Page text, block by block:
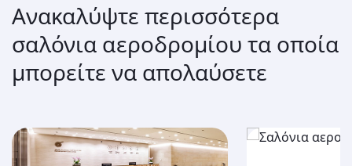
Ανακαλύψτε περισσότερα
σαλόνια αεροδρομίου τα οποία
μπορείτε να απολαύσετε